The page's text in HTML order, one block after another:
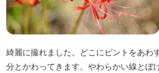
綺麗に撮れました。どこにピントをあわ
分とかわってきます。やわらかい線とぼ